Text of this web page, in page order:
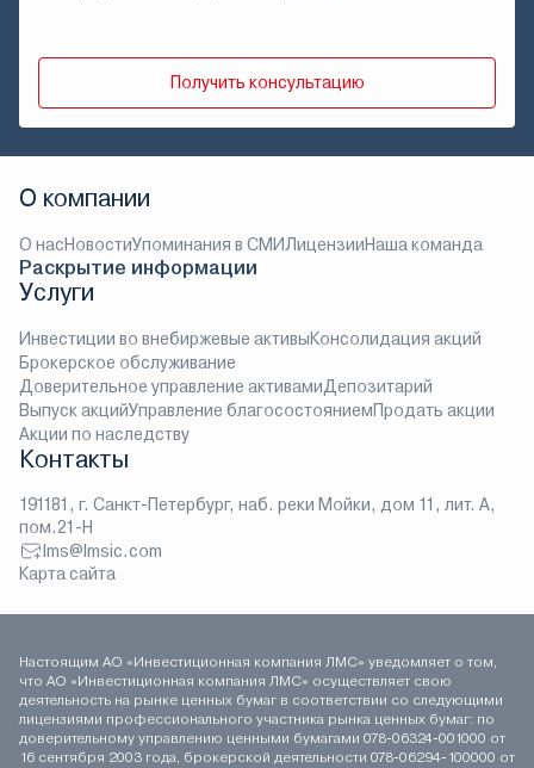
Получить консультацию
О компании
О насНовостиУпоминания в СМИЛицензииНаша команда
Раскрытие информации
Услуги
Инвестиции во внебиржевые активыКонсолидация акций
Брокерское обслуживание
Доверительное управление активамиДепозитарий
Выпуск акцийУправление благосостояниемПродать акции
Акции по наследству
Контакты
191181, г. Санкт-Петербург, наб. реки Мойки, дом 11, лит. А,
пом.21-Н
lms@lmsic.com
Карта сайта
Настоящим АО «Инвестиционная компания ЛМС» уведомляет о том,
что АО «Инвестиционная компания ЛМС» осуществляет свою
деятельность на рынке ценных бумаг в соответствии со следующими
лицензиями профессионального участника рынка ценных бумаг: по
доверительному управлению ценными бумагами 078-06324-001000 от
16 сентября 2003 года, брокерской деятельности 078-06294-100000 от